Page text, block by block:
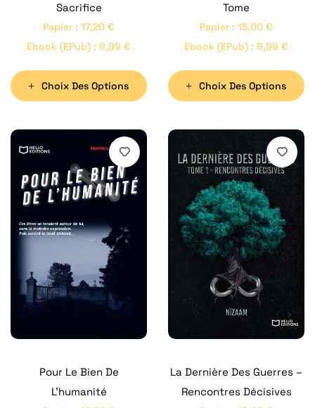
Sacrifice
Papier : 17,20 €
Ebook (ePub) : 9,99 €
Choix Des Options
Tome
Papier : 15,00 €
Ebook (ePub) : 9,99 €
Choix Des Options
Pour Le Bien De
L’humanité
La Dernière Des Guerres –
Rencontres Décisives